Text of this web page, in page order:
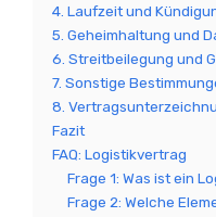
4. Laufzeit und
5. Geheimhaltung und
6. Streitbeilegung und
7. Sonstige
8.
Fazit
FAQ: Logistikvertrag
Frage 1: Was ist ein
Frage 2: Welche